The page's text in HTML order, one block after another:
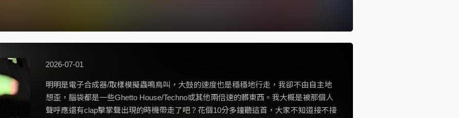
2026-07-01
明明是電子合成器/取樣模擬蟲鳴鳥叫，大鼓的速度也是穩穩地行走，我卻不由自主地
想歪，腦袋都是一些Ghetto House/Techno或其他兩倍速的髒東西。我大概是被那個人
聲呼應還有clap擊掌聲出現的時機帶走了吧？花個10分多鐘聽這首，大家不知道接不接